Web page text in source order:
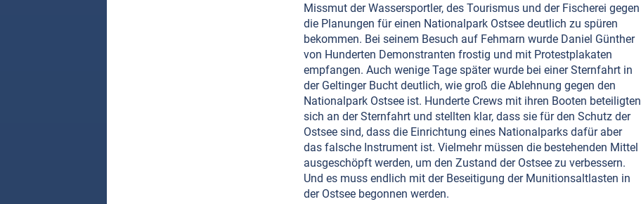
Missmut der Wassersportler, des Tourismus und der Fischerei gegen
die Planungen für einen Nationalpark Ostsee deutlich zu spüren
bekommen. Bei seinem Besuch auf Fehmarn wurde Daniel Günther
von Hunderten Demonstranten frostig und mit Protestplakaten
empfangen. Auch wenige Tage später wurde bei einer Sternfahrt in
der Geltinger Bucht deutlich, wie groß die Ablehnung gegen den
Nationalpark Ostsee ist. Hunderte Crews mit ihren Booten beteiligten
sich an der Sternfahrt und stellten klar, dass sie für den Schutz der
Ostsee sind, dass die Einrichtung eines Nationalparks dafür aber
das falsche Instrument ist. Vielmehr müssen die bestehenden Mittel
ausgeschöpft werden, um den Zustand der Ostsee zu verbessern.
Und es muss endlich mit der Beseitigung der Munitionsaltlasten in
der Ostsee begonnen werden.